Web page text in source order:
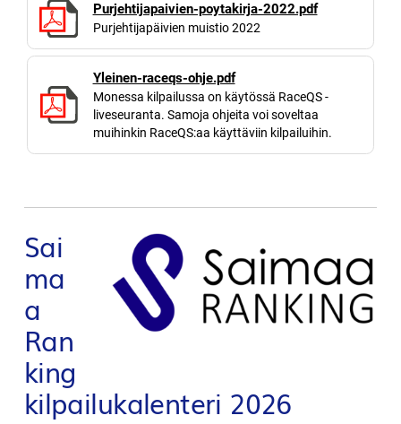
Purjehtijapaivien-poytakirja-2022.pdf
Purjehtijapäivien muistio 2022
Yleinen-raceqs-ohje.pdf
Monessa kilpailussa on käytössä RaceQS -
liveseuranta. Samoja ohjeita voi soveltaa
muihinkin RaceQS:aa käyttäviin kilpailuihin.
Sai
ma
a
Ran
king
kilpailukalenteri 2026